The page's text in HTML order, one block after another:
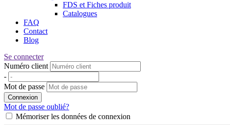
FDS et Fiches produit
Catalogues
FAQ
Contact
Blog
Se connecter
Numéro client
-
Mot de passe
Connexion
Mot de passe oublié?
Mémoriser les données de connexion